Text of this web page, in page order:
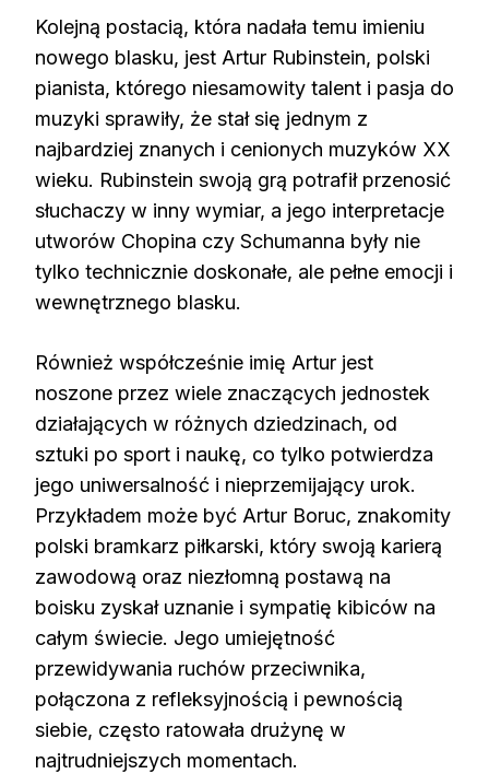
Kolejną postacią, która nadała temu imieniu
nowego blasku, jest Artur Rubinstein, polski
pianista, którego niesamowity talent i pasja do
muzyki sprawiły, że stał się jednym z
najbardziej znanych i cenionych muzyków XX
wieku. Rubinstein swoją grą potrafił przenosić
słuchaczy w inny wymiar, a jego interpretacje
utworów Chopina czy Schumanna były nie
tylko technicznie doskonałe, ale pełne emocji i
wewnętrznego blasku.
Również współcześnie imię Artur jest
noszone przez wiele znaczących jednostek
działających w różnych dziedzinach, od
sztuki po sport i naukę, co tylko potwierdza
jego uniwersalność i nieprzemijający urok.
Przykładem może być Artur Boruc, znakomity
polski bramkarz piłkarski, który swoją karierą
zawodową oraz niezłomną postawą na
boisku zyskał uznanie i sympatię kibiców na
całym świecie. Jego umiejętność
przewidywania ruchów przeciwnika,
połączona z refleksyjnością i pewnością
siebie, często ratowała drużynę w
najtrudniejszych momentach.